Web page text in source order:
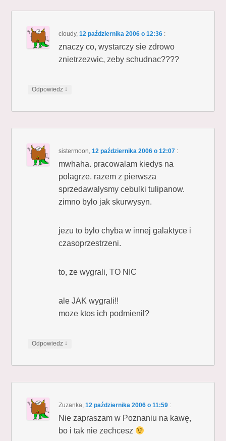
cloudy,12 października 2006 o 12:36 :
znaczy co, wystarczy sie zdrowo
znietrzezwic, zeby schudnac????
Odpowiedz ↓
sistermoon,12 października 2006 o 12:07 :
mwhaha. pracowalam kiedys na
polagrze. razem z pierwsza
sprzedawalysmy cebulki tulipanow.
zimno bylo jak skurwysyn.
jezu to bylo chyba w innej galaktyce i
czasoprzestrzeni.
to, ze wygrali, TO NIC
ale JAK wygrali!!
moze ktos ich podmienil?
Odpowiedz ↓
Zuzanka,12 października 2006 o 11:59 :
Nie zapraszam w Poznaniu na kawę,
bo i tak nie zechcesz